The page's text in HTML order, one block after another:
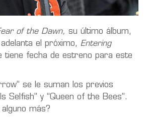
of the Dawn, su último álbum,
el próximo, Entering
tiene fecha de estreno para este
se le suman los previos
Selfish” y “Queen of the Bees”.
más?